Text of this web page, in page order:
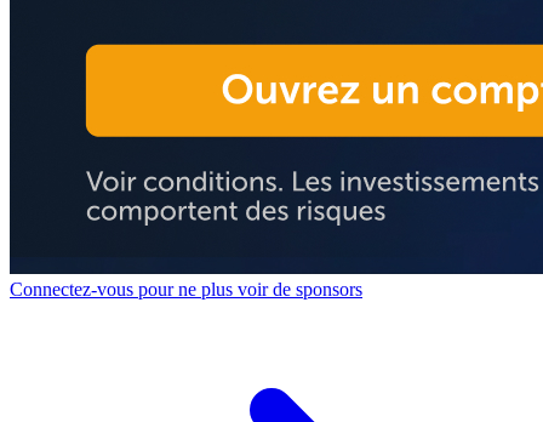
Connectez-vous pour ne plus voir de sponsors